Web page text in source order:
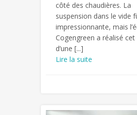
côté des chaudières. La
suspension dans le vide
impressionnante, mais
Cogengreen a réalisé
d’une [...]
Lire la suite